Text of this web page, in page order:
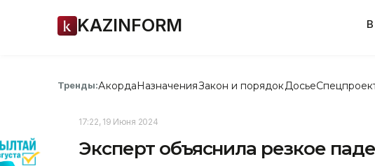
KAZINFORM
Тренды:АкордаНазначенияЗакон и порядок Досье
17:22, 19 Июня 2024
Эксперт объяснила резкое